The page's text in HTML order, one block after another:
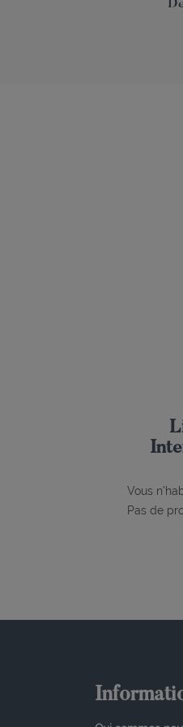
Vous
Pas de